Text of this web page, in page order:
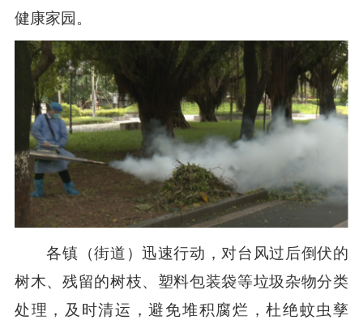
健康家园。
各镇（街道）迅速行动，对台风过后倒伏的
树木、残留的树枝、塑料包装袋等垃圾杂物分类
处理，及时清运，避免堆积腐烂，杜绝蚊虫孳